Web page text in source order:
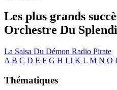
Les plus grands
Orchestre Du
La Salsa Du Démon Radio Pirate
A B C D E F G H I J K L M N O
Thématiques